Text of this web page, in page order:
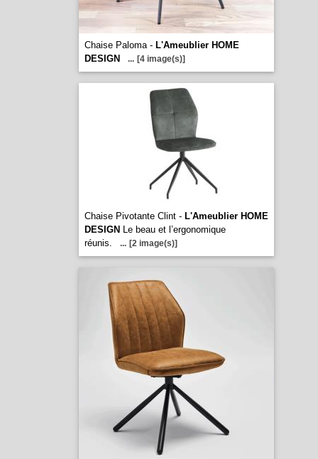
Chaise Paloma - L'Ameublier HOME
DESIGN
... [4 image(s)]
Chaise Pivotante Clint - L'Ameublier HOME
DESIGN Le beau et l’ergonomique
réunis.
... [2 image(s)]